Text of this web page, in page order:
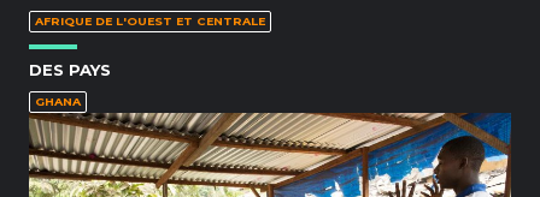
AFRIQUE DE L'OUEST ET CENTRALE
DES PAYS
GHANA